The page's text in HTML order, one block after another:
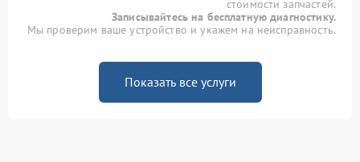
стоимости запчастей.
Записывайтесь на бесплатную диагностику.
Мы проверим ваше устройство и укажем на неисправность.
Показать все услуги